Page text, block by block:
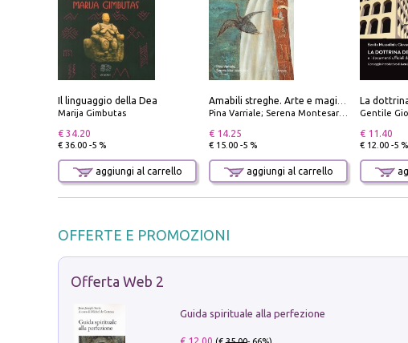
Il linguaggio della Dea
Marija Gimbutas
€ 34.20
€ 36.00 -5 %
aggiungi al carrello
Pina Varriale; Serena Montesarchio
€ 14.25
€ 15.00 -5 %
aggiungi al carrello
Gentile
€ 11.40
€ 12.00 -5 %
OFFERTE E PROMOZIONI
Offerta Web 2
Guida spirituale alla perfezione